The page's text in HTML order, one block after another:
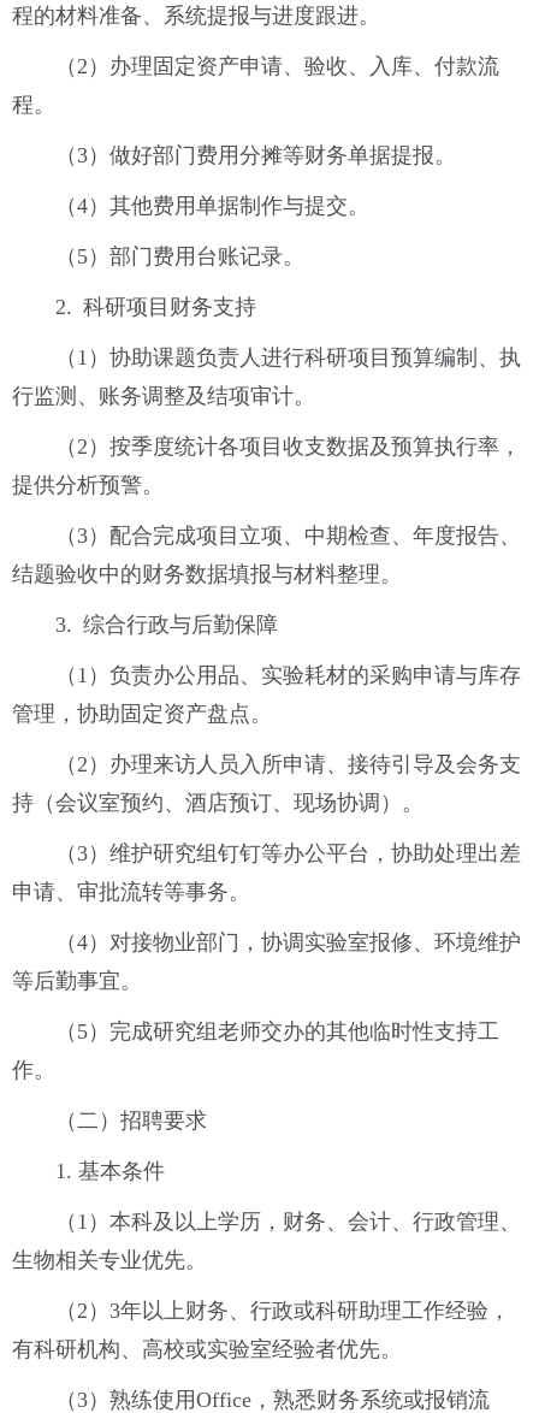
程的材料准备、系统提报与进度跟进。
（2）办理固定资产申请、验收、入库、付款流
程。
（3）做好部门费用分摊等财务单据提报。
（4）其他费用单据制作与提交。
（5）部门费用台账记录。
2. 科研项目财务支持
（1）协助课题负责人进行科研项目预算编制、执
行监测、账务调整及结项审计。
（2）按季度统计各项目收支数据及预算执行率，
提供分析预警。
（3）配合完成项目立项、中期检查、年度报告、
结题验收中的财务数据填报与材料整理。
3. 综合行政与后勤保障
（1）负责办公用品、实验耗材的采购申请与库存
管理，协助固定资产盘点。
（2）办理来访人员入所申请、接待引导及会务支
持（会议室预约、酒店预订、现场协调）。
（3）维护研究组钉钉等办公平台，协助处理出差
申请、审批流转等事务。
（4）对接物业部门，协调实验室报修、环境维护
等后勤事宜。
（5）完成研究组老师交办的其他临时性支持工
作。
（二）招聘要求
1. 基本条件
（1）本科及以上学历，财务、会计、行政管理、
生物相关专业优先。
（2）3年以上财务、行政或科研助理工作经验，
有科研机构、高校或实验室经验者优先。
（3）熟练使用Office，熟悉财务系统或报销流